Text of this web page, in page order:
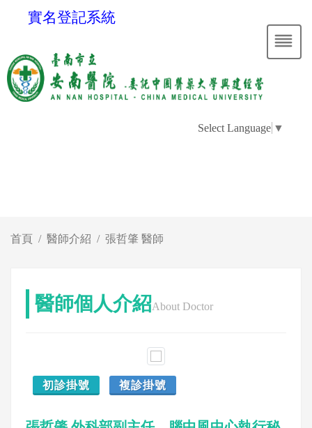
實名登記系統
Select Language ▼
首頁 醫師介紹 張哲肇 醫師
醫師個人介紹About Doctor
初診掛號 複診掛號